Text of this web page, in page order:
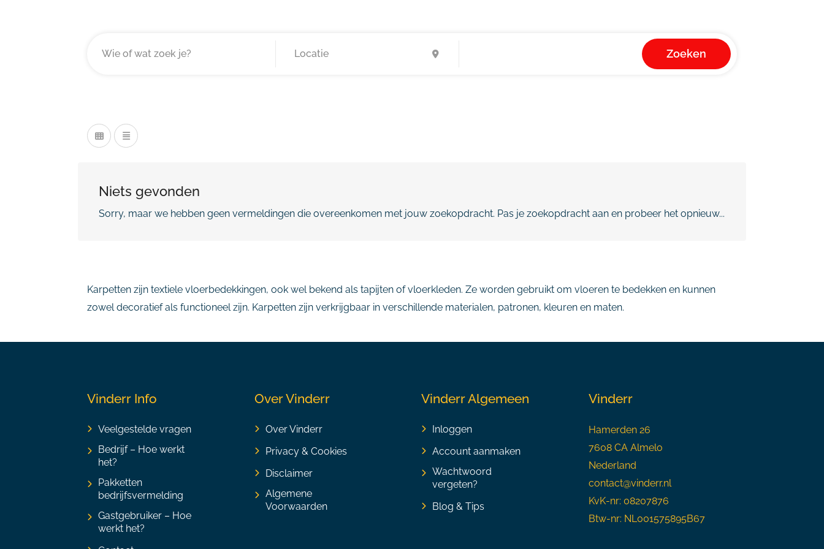
Zoeken
Niets gevonden
Sorry, maar we hebben geen vermeldingen die overeenkomen met jouw zoekopdracht. Pas je zoekopdracht aan en probeer het opnieuw...
Karpetten zijn textiele vloerbedekkingen, ook wel bekend als tapijten of vloerkleden. Ze worden gebruikt om vloeren te bedekken en kunnen
zowel decoratief als functioneel zijn. Karpetten zijn verkrijgbaar in verschillende materialen, patronen, kleuren en maten.
Vinderr Info
Veelgestelde vragen
Bedrijf – Hoe werkt
het?
Pakketten
bedrijfsvermelding
Gastgebruiker – Hoe
werkt het?
Over Vinderr
Over Vinderr
Privacy & Cookies
Disclaimer
Algemene
Voorwaarden
Vinderr Algemeen
Inloggen
Account aanmaken
Wachtwoord
vergeten?
Blog & Tips
Vinderr
Hamerden 26
7608 CA Almelo
Nederland
contact@vinderr.nl
KvK-nr: 08207876
Btw-nr: NL001575895B67